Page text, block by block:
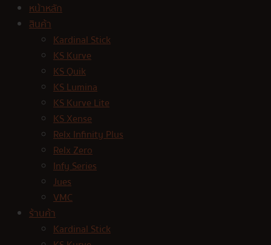
หน้าหลัก
สินค้า
Kardinal Stick
KS Kurve
KS Quik
KS Lumina
KS Kurve Lite
KS Xense
Relx Infinity Plus
Relx Zero
Infy Series
Jues
VMC
ร้านค้า
Kardinal Stick